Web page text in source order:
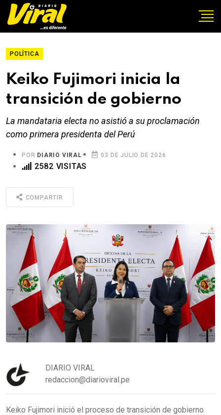
POLÍTICA
Keiko Fujimori inicia la
transición de gobierno
La mandataria electa no asistió a su proclamación
como primera presidenta del Perú
POR DIARIO VIRAL 03 DE JULIO DE 2026
2582 VISITAS
COMPARTIR
DIARIO VIRAL
redaccion@diarioviral.pe
Keiko Fujimori inició el proceso de transición de gobierno